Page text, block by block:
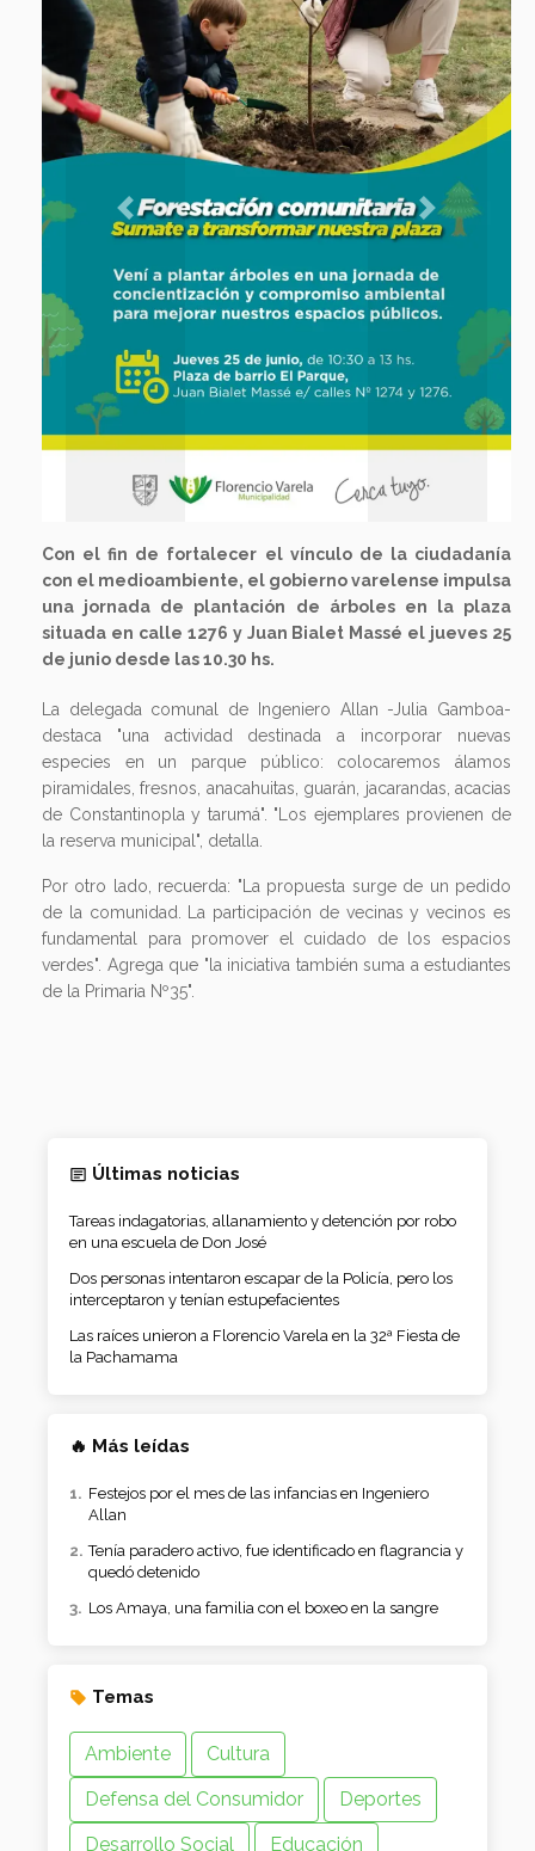
Previous Next
Con el fin de fortalecer el vínculo de la ciudadanía
con el medioambiente, el gobierno varelense impulsa
una jornada de plantación de árboles en la plaza
situada en calle 1276 y Juan Bialet Massé el jueves 25
de junio desde las 10.30 hs.
La delegada comunal de Ingeniero Allan -Julia Gamboa-
destaca "una actividad destinada a incorporar nuevas
especies en un parque público: colocaremos álamos
piramidales, fresnos, anacahuitas, guarán, jacarandas, acacias
de Constantinopla y tarumá". "Los ejemplares provienen de
la reserva municipal", detalla.
Por otro lado, recuerda: "La propuesta surge de un pedido
de la comunidad. La participación de vecinas y vecinos es
fundamental para promover el cuidado de los espacios
verdes". Agrega que "la iniciativa también suma a estudiantes
de la Primaria Nº35".
Últimas noticias
Tareas indagatorias, allanamiento y detención por robo
en una escuela de Don José
Dos personas intentaron escapar de la Policía, pero los
interceptaron y tenían estupefacientes
Las raíces unieron a Florencio Varela en la 32ª Fiesta de
la Pachamama
🔥 Más leídas
Festejos por el mes de las infancias en Ingeniero
Allan
Tenía paradero activo, fue identificado en flagrancia y
quedó detenido
Los Amaya, una familia con el boxeo en la sangre
Temas
Ambiente
Cultura
Defensa del Consumidor
Deportes
Desarrollo Social
Educación